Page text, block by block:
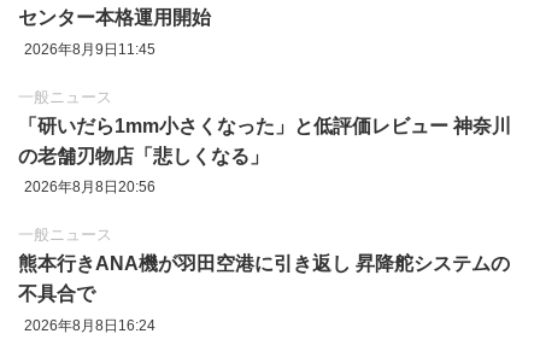
センター本格運用開始
2026年8月9日11:45
一般ニュース
「研いだら1mm小さくなった」と低評価レビュー 神奈川
の老舗刃物店「悲しくなる」
2026年8月8日20:56
一般ニュース
熊本行きANA機が羽田空港に引き返し 昇降舵システムの
不具合で
2026年8月8日16:24